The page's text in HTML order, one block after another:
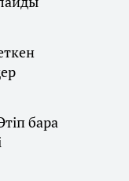
бара